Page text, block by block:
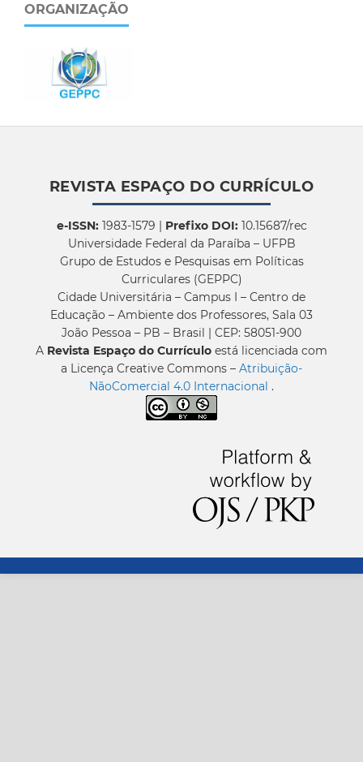
ORGANIZAÇÃO
REVISTA ESPAÇO DO CURRÍCULO
e-ISSN:1983-1579 | Prefixo DOI:10.15687/rec
Universidade Federal da Paraíba – UFPB
Grupo de Estudos e Pesquisas em Políticas
Curriculares (GEPPC)
Cidade Universitária – Campus I – Centro de
Educação – Ambiente dos Professores, Sala 03
João Pessoa – PB – Brasil | CEP: 58051-900
A Revista Espaço do Currículo está licenciada com
a Licença Creative Commons – Atribuição-
NãoComercial 4.0 Internacional .